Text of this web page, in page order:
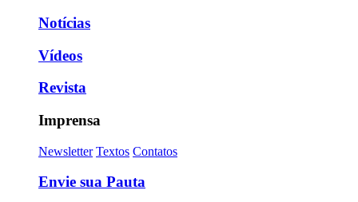
Notícias
Vídeos
Revista
Imprensa
Newsletter Textos Contatos
Envie sua Pauta